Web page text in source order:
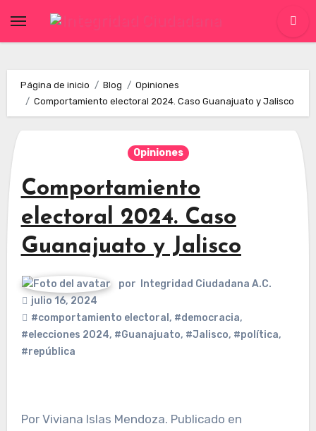
Página de inicio Blog
Opiniones
Comportamiento electoral 2024. Caso Guanajuato y Jalisco
Opiniones
Comportamiento
electoral 2024. Caso
Guanajuato y Jalisco
por
Integridad Ciudadana A.C.
julio 16, 2024
#comportamiento electoral , #democracia,
#elecciones 2024, #Guanajuato, #Jalisco, #política,
#república
Por Viviana Islas Mendoza. Publicado en